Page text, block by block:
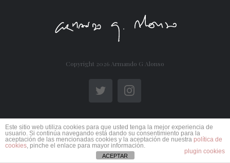
Copyright 2026 Armando G Alonso
TwitterInstagram
Este sitio web utiliza cookies para que usted tenga la mejor experiencia de
usuario. Si continúa navegando está dando su consentimiento para la
aceptación de las mencionadas cookies y la aceptación de nuestra política de
cookies, pinche el enlace para mayor información.
plugin cookies
ACEPTAR